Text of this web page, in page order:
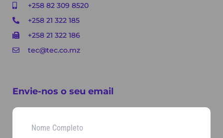
+258 82 309 8520
+258 21 322 185
+258 21 322 186
tec@tec.co.mz
Envie-nos o seu email